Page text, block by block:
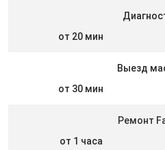
от 20 мин
Выезд
от 30 мин
Ремонт
от 1 часа